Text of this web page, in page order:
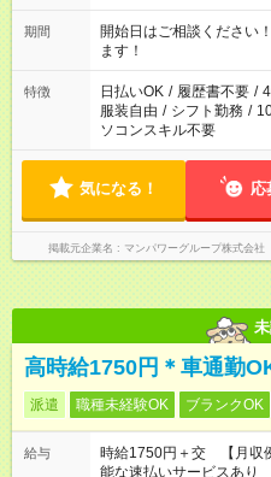
20:00 など 残業なし！ ※Wワークの場合、他のお仕事と合わせ
週40時間超の就業はご案
間以上勤務は社会保険へ
（日雇い派遣の原則禁止
案内が難しい場合があり
期間
開始日はご相談くださ
ます！
特徴 日払いOK / 履歴書不要 /
服装自由 / シフト勤務 /
ソコンスキル不要
気になる！ 応
掲載元企業名 マンパワーグループ株式会
高時給1750円＊車通勤
派遣 職種未経験OK ブランクOK
給与
時給1750円＋交 【月収
能な速払いサービスあり